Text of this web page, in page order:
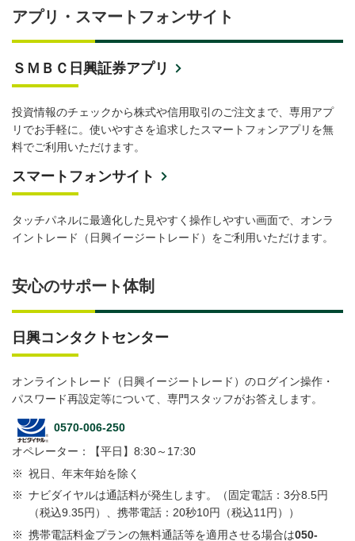
アプリ・スマートフォンサイト
ＳＭＢＣ日興証券アプリ
投資情報のチェックから株式や信用取引のご注文まで、専用アプ
リでお手軽に。使いやすさを追求したスマートフォンアプリを無
料でご利用いただけます。
スマートフォンサイト
タッチパネルに最適化した見やすく操作しやすい画面で、オンラ
イントレード（日興イージートレード）をご利用いただけます。
安心のサポート体制
日興コンタクトセンター
オンライントレード（日興イージートレード）のログイン操作・
パスワード再設定等について、専門スタッフがお答えします。
0570-006-250
オペレーター：【平日】8:30～17:30
※ 祝日、年末年始を除く
※ ナビダイヤルは通話料が発生します。（固定電話：3分8.5円
（税込9.35円）、携帯電話：20秒10円（税込11円））
※ 携帯電話料金プランの無料通話等を適用させる場合は050-